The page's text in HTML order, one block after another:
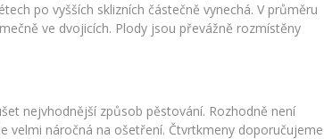
po vyšších sklizních částečně vynechá. V průměru
ve dvojicích. Plody jsou převážně rozmístěny
nejvhodnější způsob pěstování. Rozhodně není
velmi náročná na ošetření. Čtvrtkmeny doporučujeme